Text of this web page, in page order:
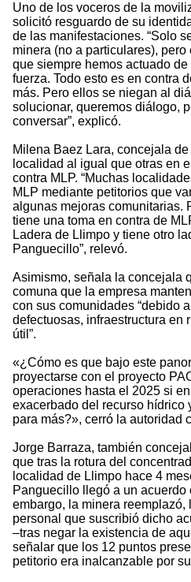
Uno de los voceros de la
solicitó resguardo de su
de las manifestaciones. “Solo
minera (no a particulares),
que siempre hemos actuado
fuerza. Todo esto es en contra
más. Pero ellos se niegan al
solucionar, queremos diálogo,
conversar”, explicó.
Milena Baez Lara, concejala
localidad al igual que otras en
contra MLP. “Muchas
MLP mediante petitorios que
algunas mejoras comunitarias.
tiene una toma en contra de
Ladera de Llimpo y tiene otro
Panguecillo”, relevó.
Asimismo, señala la concejala
comuna que la empresa
con sus comunidades “debido
defectuosas, infraestructura en
útil”.
«¿Cómo es que bajo este
proyectarse con el proyecto
operaciones hasta el 2025 si
exacerbado del recurso hídrico
para más?», cerró la autoridad
Jorge Barraza, también
que tras la rotura del
localidad de Llimpo hace 4
Panguecillo llegó a un acuerdo
embargo, la minera reemplazó,
personal que suscribió dicho
–tras negar la existencia de
señalar que los 12 puntos
petitorio era inalcanzable por